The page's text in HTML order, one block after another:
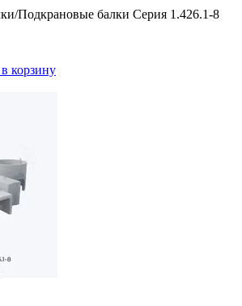
Подкрановые балки Серия 1.426.1-8
корзину